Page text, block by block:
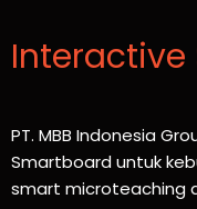
PT. MBB Indonesia
Smartboard untuk
smart microteaching